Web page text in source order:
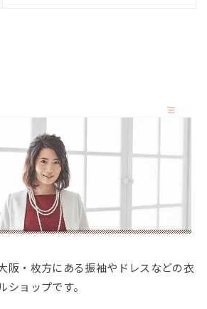
阪・枚方にある振袖やドレスなどの衣
ショップです。